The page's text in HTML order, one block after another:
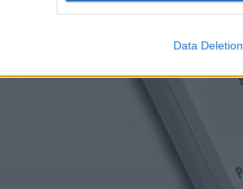
Data Deletion